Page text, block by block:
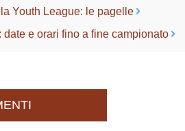
Youth League: le pagelle
e orari fino a fine campionato